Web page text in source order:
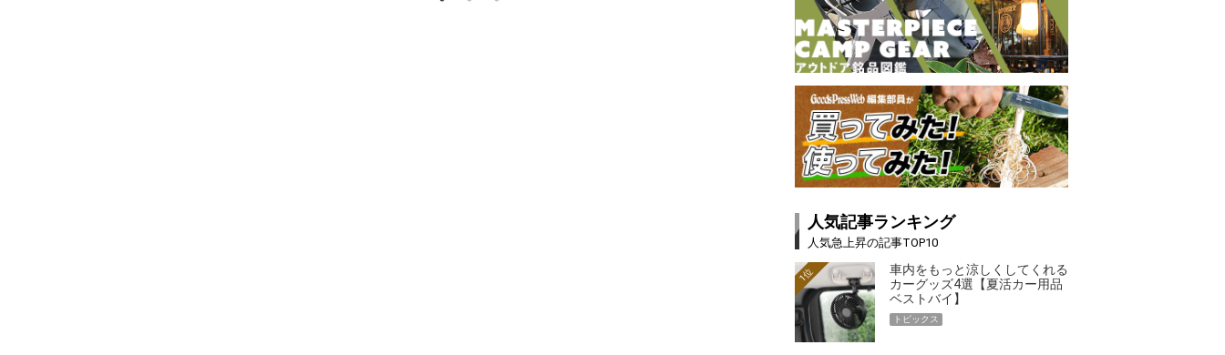
人気記事ランキング
人気急上昇の記事TOP10
車内をもっと涼しくしてくれる
カーグッズ4選【夏活カー用品
ベストバイ】
1位
トピックス